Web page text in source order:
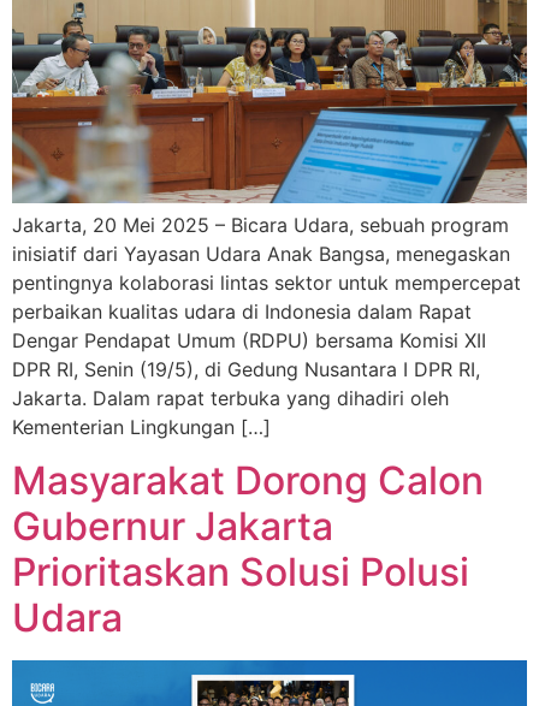
Jakarta, 20 Mei 2025 – Bicara Udara, sebuah program
inisiatif dari Yayasan Udara Anak Bangsa, menegaskan
pentingnya kolaborasi lintas sektor untuk mempercepat
perbaikan kualitas udara di Indonesia dalam Rapat
Dengar Pendapat Umum (RDPU) bersama Komisi XII
DPR RI, Senin (19/5), di Gedung Nusantara I DPR RI,
Jakarta. Dalam rapat terbuka yang dihadiri oleh
Kementerian Lingkungan […]
Masyarakat Dorong Calon
Gubernur Jakarta
Prioritaskan Solusi Polusi
Udara